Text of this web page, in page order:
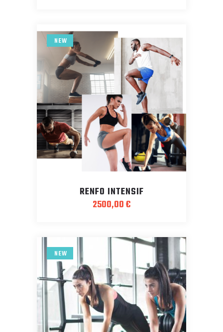
NEW
RENFO INTENSIF
2500,00€
NEW